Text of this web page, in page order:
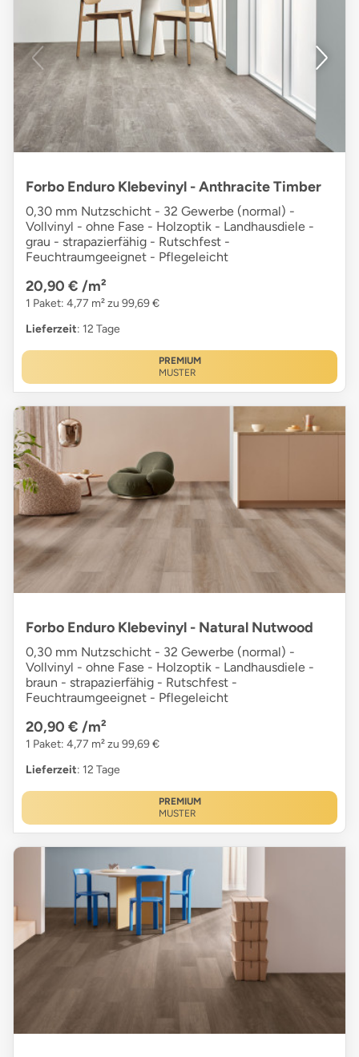
Forbo Enduro Klebevinyl - Anthracite Timber
0,30 mm Nutzschicht - 32 Gewerbe (normal) -
Vollvinyl - ohne Fase - Holzoptik - Landhausdiele -
grau - strapazierfähig - Rutschfest -
Feuchtraumgeeignet - Pflegeleicht
20,90 € /m²
1 Paket: 4,77 m² zu 99,69 €
Lieferzeit: 12 Tage
PREMIUM
MUSTER
Forbo Enduro Klebevinyl - Natural Nutwood
0,30 mm Nutzschicht - 32 Gewerbe (normal) -
Vollvinyl - ohne Fase - Holzoptik - Landhausdiele -
braun - strapazierfähig - Rutschfest -
Feuchtraumgeeignet - Pflegeleicht
20,90 € /m²
1 Paket: 4,77 m² zu 99,69 €
Lieferzeit: 12 Tage
PREMIUM
MUSTER